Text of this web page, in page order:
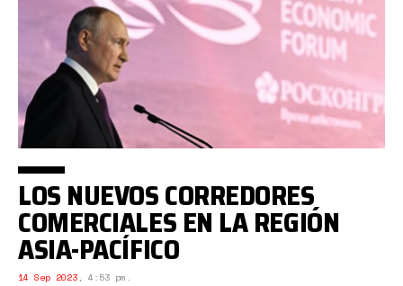
LOS NUEVOS CORREDORES
COMERCIALES EN LA REGIÓN
ASIA-PACÍFICO
14 Sep 2023, 4:53 pm.